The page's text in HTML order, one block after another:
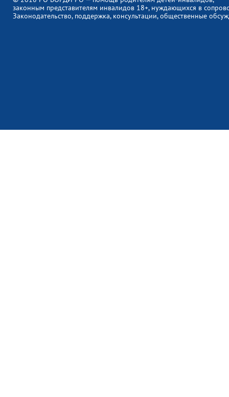
законным представителям инвалидов 18+, нуждающихся в
Законодательство, поддержка, консультации, общественные